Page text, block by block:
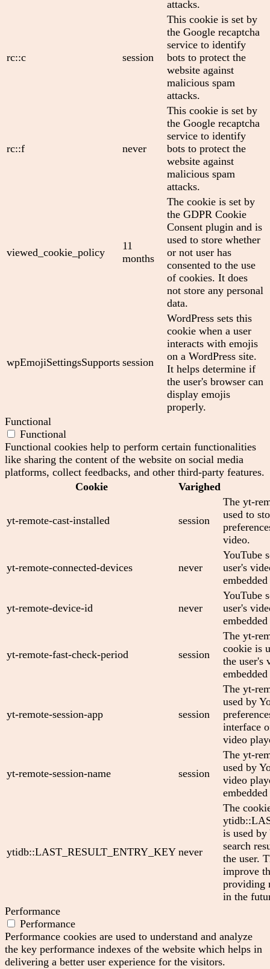
attacks.
rc::c session
This cookie is set by
the Google recaptcha
service to identify
bots to protect the
website against
malicious spam
attacks.
rc::f never
This cookie is set by
the Google recaptcha
service to identify
bots to protect the
website against
malicious spam
attacks.
viewed_cookie_policy
11
months
The cookie is set by
the GDPR Cookie
Consent plugin and is
used to store whether
or not user has
consented to the use
of cookies. It does
not store any personal
data.
wpEmojiSettingsSupports session
WordPress sets this
cookie when a user
interacts with emojis
on a WordPress site.
It helps determine if
the user's browser can
display emojis
properly.
Functional
Functional
Functional cookies help to perform certain functionalities
like sharing the content of the website on social media
platforms, collect feedbacks, and other third-party features.
Cookie
Varighed
yt-remote-cast-installed session
The yt-
used to
video.
yt-remote-connected-devices never
YouTube
user's
yt-remote-device-id never
YouTube
user's
yt-remote-fast-check-period session
The yt-
cookie is
the user's
yt-remote-session-app session
The yt-
used by
interface
video
yt-remote-session-name session
The yt-
used by
video
ytidb::LAST_RESULT_ENTRY_KEY never
The
is used by
search
the user.
improve
providing
in the
Performance
Performance
Performance cookies are used to understand and analyze
the key performance indexes of the website which helps in
delivering a better user experience for the visitors.